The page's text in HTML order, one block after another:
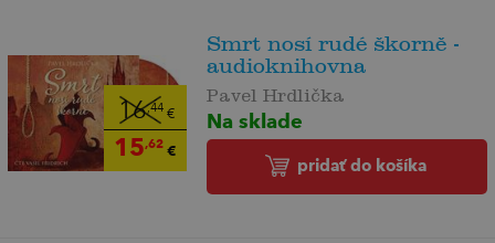
16,44€
15,62€
Smrt nosí rudé škorně -
audioknihovna
Pavel Hrdlička
Na sklade
pridať do košíka